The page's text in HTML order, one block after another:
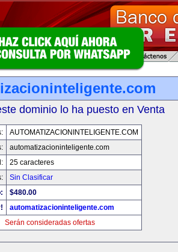
dominio lo ha puesto en Venta
AUTOMATIZACIONINTELIGENTE.COM
automatizacioninteligente.com
25 caracteres
Sin Clasificar
$480.00
automatizacioninteligente.com
Serán consideradas ofertas